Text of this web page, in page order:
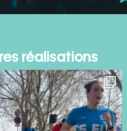
réalisations